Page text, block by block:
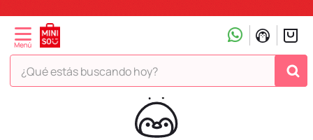
¿Qué estás buscando hoy?